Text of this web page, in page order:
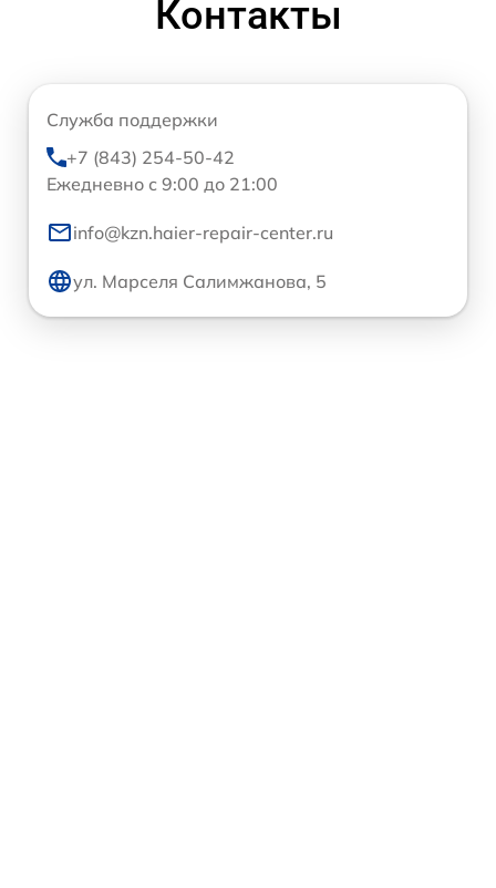
Контакты
Служба поддержки
+7 (843) 254-50-42
Ежедневно с 9:00 до 21:00
info@kzn.haier-repair-center.ru
ул. Марселя Салимжанова, 5